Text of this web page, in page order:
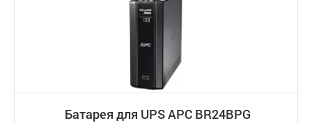
Батарея для UPS APC BR24BPG